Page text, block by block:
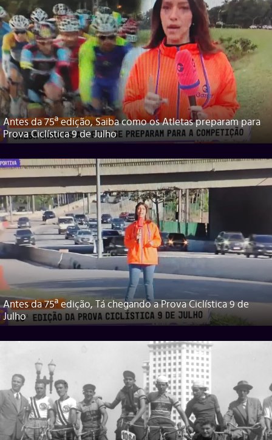
Antes da 75ª edição, Saiba como os Atletas preparam para
Prova Ciclística 9 de Julho
Antes da 75ª edição, Tá chegando a Prova Ciclística 9 de
Julho